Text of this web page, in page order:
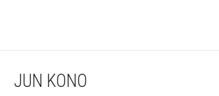
JUN KONO